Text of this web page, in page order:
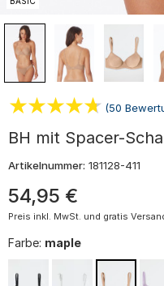
(50
BH mit Spacer-
Artikelnummer: 181128-411
54,95 €
Preis inkl. MwSt. und gratis
Farbe: maple